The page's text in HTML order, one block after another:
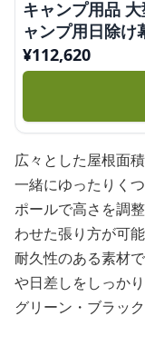
キャンプ用品
ャンプ用日除け
¥112,620
広々とした屋根面
一緒にゆったりく
ポールで高さを調
わせた張り方が可能
耐久性のある素材
や日差しをしっかり
グリーン・ブラッ